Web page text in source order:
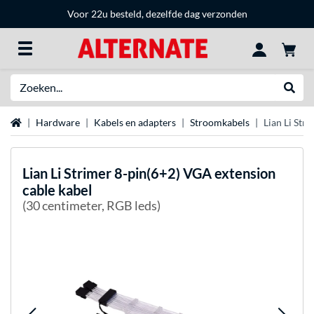
Voor 22u besteld, dezelfde dag verzonden
Home Hardware Kabels en adapters Stroomkabels Lian Li
Lian LiStrimer 8-pin(6+2) VGA extension
cable kabel
(30 centimeter, RGB leds)